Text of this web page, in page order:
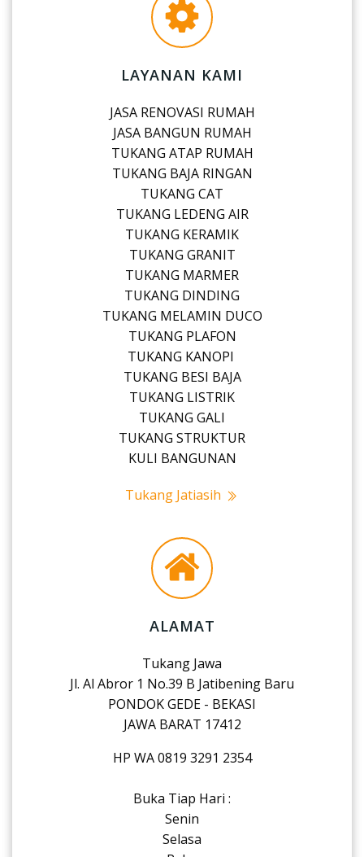
LAYANAN KAMI
JASA RENOVASI RUMAH
JASA BANGUN RUMAH
TUKANG ATAP RUMAH
TUKANG BAJA RINGAN
TUKANG CAT
TUKANG LEDENG AIR
TUKANG KERAMIK
TUKANG GRANIT
TUKANG MARMER
TUKANG DINDING
TUKANG MELAMIN DUCO
TUKANG PLAFON
TUKANG KANOPI
TUKANG BESI BAJA
TUKANG LISTRIK
TUKANG GALI
TUKANG STRUKTUR
KULI BANGUNAN
Tukang Jatiasih
ALAMAT
Tukang Jawa
Jl. Al Abror 1 No.39 B Jatibening Baru
PONDOK GEDE - BEKASI
JAWA BARAT 17412
HP WA 0819 3291 2354
Buka Tiap Hari :
Senin
Selasa